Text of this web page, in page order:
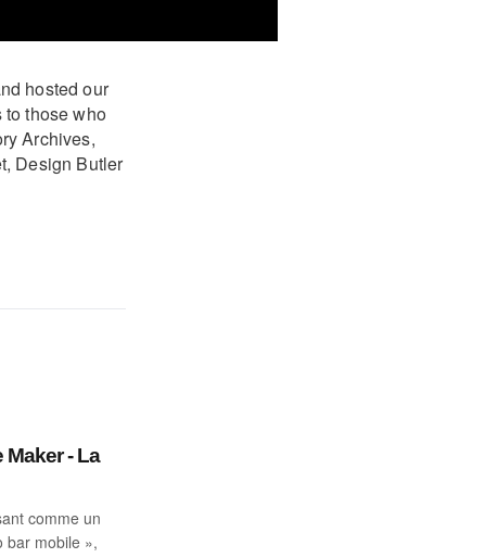
hosted our
to those who
Archives,
Design Butler
Maker - La
comme un
bar mobile »,